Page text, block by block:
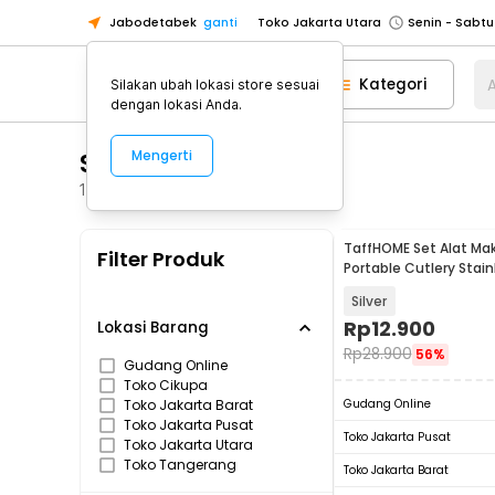
Jabodetabek ganti Toko Tangerang
Pick n Go Jakarta Barat
Senin -
Pick n Go Bekasi
Senin - Jumat
Toko Jakarta Utara
Toko Cikupa
Pick n Go Jakarta Barat
Senin -
Kategori
Sendok & Garpu
157
Filter Produk
Lokasi Barang
Gudang Online
Toko Cikupa
Toko Jakarta Barat
Toko Jakarta Pusat
Toko Jakarta Utara
Toko Tangerang
TaffHOME Set Alat
Portable Cutlery
Silver
Rp12.900
Rp28.900 56%
Gudang Online
Toko Jakarta Pusat
Toko Jakarta Barat
Silakan ubah lokasi store sesuai
dengan lokasi Anda.
Mengerti